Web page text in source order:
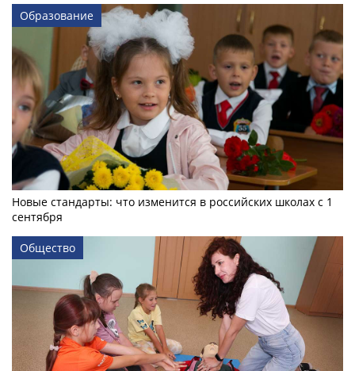
Образование
Новые стандарты: что изменится в российских школах с 1
сентября
Общество